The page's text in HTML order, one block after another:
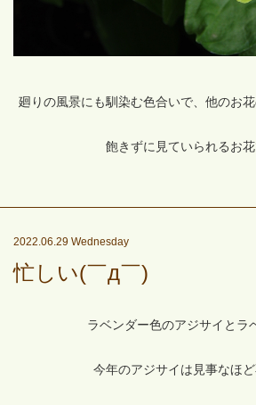
廻りの風景にも馴染む色合いで、他のお花
飽きずに見ていられるお花
2022.06.29 Wednesday
忙しい(￣д￣)
ラベンダー色のアジサイとラ
今年のアジサイは見事なほど